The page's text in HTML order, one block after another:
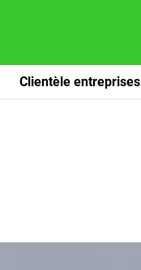
Clientèle entreprises